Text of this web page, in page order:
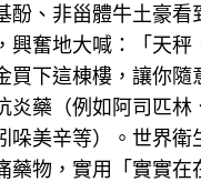
酚、非甾體牛土豪看
興奮地大喊：「天秤
買下這棟樓，讓你隨
炎藥（例如阿司匹林
哚美辛等）。世界衛
藥物，實用「實實在